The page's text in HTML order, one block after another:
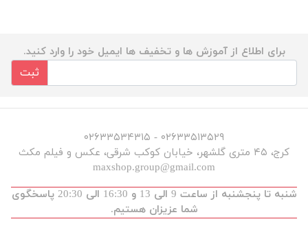
برای اطلاع از آموزش ها و تخفیف ها ایمیل خود را وارد کنید.
ثبت
۰۲۶۳۳۵۱۳۵۲۹ - ۰۲۶۳۳۵۳۴۳۱۵
کرج، ۴۵ متری گلشهر، خیابان کوکب شرقی، عکس و فیلم مکث
maxshop.group@gmail.com
شنبه تا پنجشنبه از ساعت 9 الی 13 و 16:30 الی 20:30 پاسخگوی
شما عزیزان هستیم.